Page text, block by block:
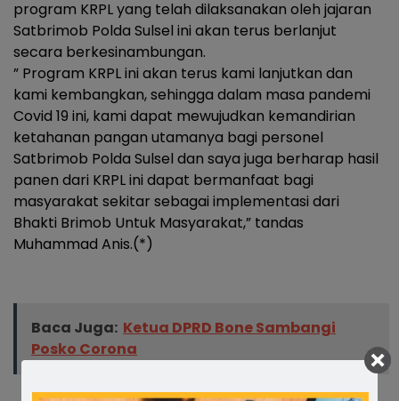
program KRPL yang telah dilaksanakan oleh jajaran
Satbrimob Polda Sulsel ini akan terus berlanjut
secara berkesinambungan.
” Program KRPL ini akan terus kami lanjutkan dan
kami kembangkan, sehingga dalam masa pandemi
Covid 19 ini, kami dapat mewujudkan kemandirian
ketahanan pangan utamanya bagi personel
Satbrimob Polda Sulsel dan saya juga berharap hasil
panen dari KRPL ini dapat bermanfaat bagi
masyarakat sekitar sebagai implementasi dari
Bhakti Brimob Untuk Masyarakat,” tandas
Muhammad Anis.(*)
Baca Juga: Ketua DPRD Bone Sambangi
Posko Corona